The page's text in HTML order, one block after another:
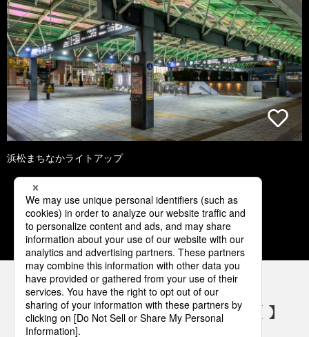
浜松まちなかライトアップ
1 2 3 4 5
パナソニックの電気設備 SNSアカウント